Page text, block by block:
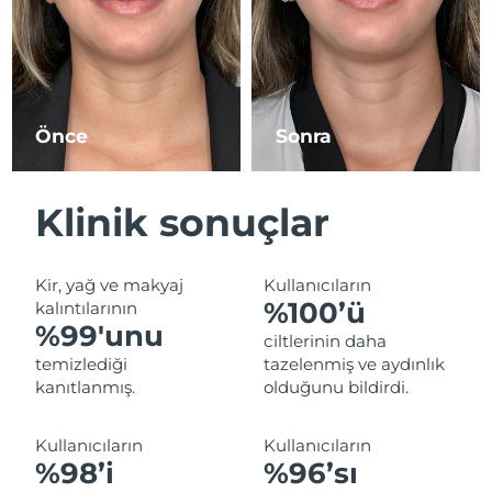
Önce Sonra
Klinik sonuçlar
Kir, yağ ve makyaj
kalıntılarının
%99'unu
temizlediği
kanıtlanmış.
Kullanıcıların
%100’ü
ciltlerinin daha
tazelenmiş ve aydınlık
olduğunu bildirdi.
Kullanıcıların
%98’i
Kullanıcıların
%96’sı
İsrail
Tahmini teslim tarihi
13/08/2026
İtalya
Tahmini teslim tarihi
09/08/2026
Japonya
Tahmini teslim tarihi
Jersey
Tahmini teslim tarihi
Kazakistan
Tahmini teslim tarihi
Kuveyt
Tahmini teslim tarihi
09/08/2026
Letonya